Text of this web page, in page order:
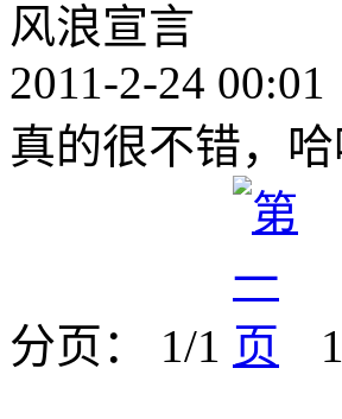
风浪宣言
2011-2-24 00:01
真的很不错，
分页： 1/1 1